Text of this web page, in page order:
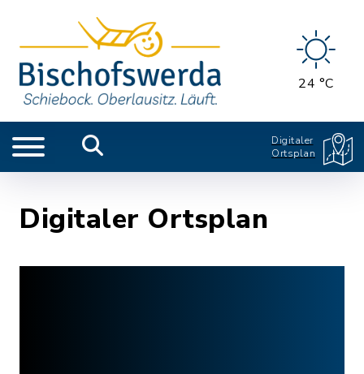
24 °C
Digitaler
Ortsplan
Digitaler Ortsplan